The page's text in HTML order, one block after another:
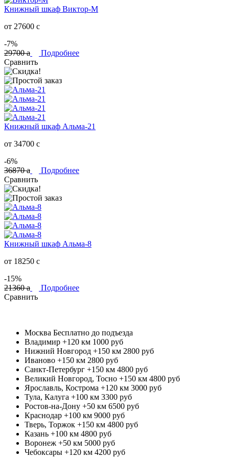
Книжный шкаф Виктор-М
от 27600 c
-7%
29700a
Подробнее
Сравнить
Книжный шкаф Альма-21
от 34700 c
-6%
36870a
Подробнее
Сравнить
Книжный шкаф Альма-8
от 18250 c
-15%
21360a
Подробнее
Сравнить
Москва Бесплатно до подъезда
Владимир +120 км 1000 руб
Нижний Новгород +150 км 2800 руб
Иваново +150 км 2800 руб
Санкт-Петербург +150 км 4800 руб
Великий Новгород, Тосно +150 км 4800 руб
Ярославль, Кострома +120 км 3000 руб
Тула, Калуга +100 км 3300 руб
Ростов-на-Дону +50 км 6500 руб
Краснодар +100 км 9000 руб
Тверь, Торжок +150 км 4800 руб
Казань +100 км 4800 руб
Воронеж +50 км 5000 руб
Чебоксары +120 км 4200 руб